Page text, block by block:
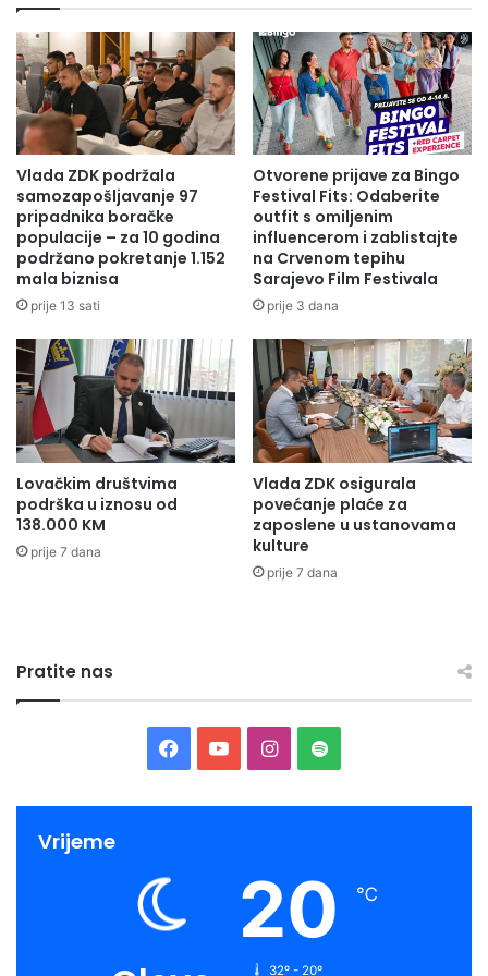
Vlada ZDK podržala
samozapošljavanje 97
pripadnika boračke
populacije – za 10 godina
podržano pokretanje 1.152
mala biznisa
prije 13 sati
Otvorene prijave za Bingo
Festival Fits: Odaberite
outfit s omiljenim
influencerom i zablistajte
na Crvenom tepihu
Sarajevo Film Festivala
prije 3 dana
Lovačkim društvima
podrška u iznosu od
138.000 KM
prije 7 dana
Vlada ZDK osigurala
povećanje plaće za
zaposlene u ustanovama
kulture
prije 7 dana
Pratite nas
Facebook
YouTubeInstagram
Spotify
Vrijeme
20 ℃
32º - 20º